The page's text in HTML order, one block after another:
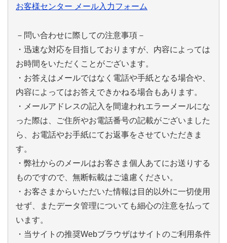
お客様センター メール入力フォーム
－問い合わせに際しての注意事項－
・迅速な対応を目指しておりますが、内容によっては
お時間をいただくことがございます。
・お答えはメールではなく電話や手紙となる場合や、
内容によってはお答えできかねる場合もあります。
・メールアドレスの記入を間違われエラーメールにな
った際は、ご住所やお電話番号の記載がございました
ら、お電話やお手紙にてお返事をさせていただきま
す。
・弊社からのメールはお客さま個人あてにお送りする
ものですので、無断転載はご遠慮ください。
・お客さまからいただいた情報は目的以外に一切使用
せず、またデータ管理についても細心の注意を払って
います。
・当サイトの推奨Webブラウザはサイトのご利用条件